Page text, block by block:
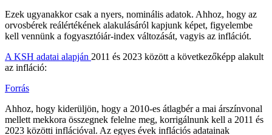
Ezek ugyanakkor csak a nyers, nominális adatok. Ahhoz, hogy az
orvosbérek reálértékének alakulásáról kapjunk képet, figyelembe
kell vennünk a fogyasztóiár-index változását, vagyis az inflációt.
A KSH adatai alapján 2011 és 2023 között a következőképp alakult
az infláció:
Forrás
Ahhoz, hogy kiderüljön, hogy a 2010-es átlagbér a mai árszínvonal
mellett mekkora összegnek felelne meg, korrigálnunk kell a 2011 és
2023 közötti inflációval. Az egyes évek inflációs adatainak